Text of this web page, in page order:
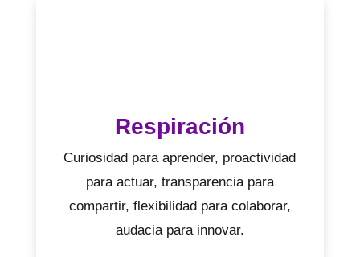
Respiración
Curiosidad para aprender, proactividad
para actuar, transparencia para
compartir, flexibilidad para colaborar,
audacia para innovar.